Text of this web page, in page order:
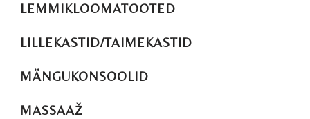
LEMMIKLOOMATOOTED
LILLEKASTID/TAIMEKASTID
MÄNGUKONSOOLID
MASSAAŽ